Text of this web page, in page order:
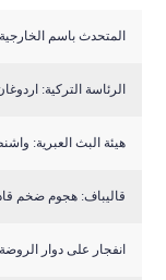
المتحدث باسم
الرئاسة التركية:
هيئة البث العبرية:
قاليباف: هجوم ضخم
انفجار على دوار